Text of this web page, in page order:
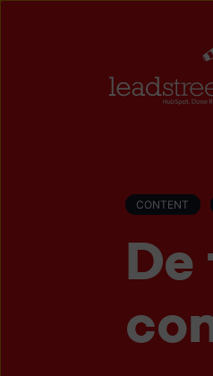
CONTENT